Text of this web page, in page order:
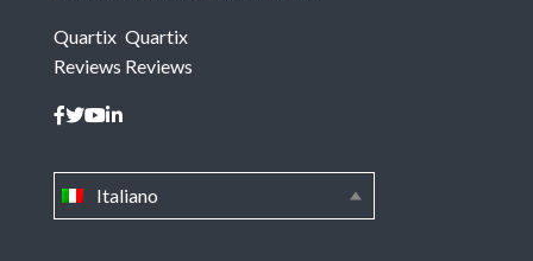
Italiano
Quartix
Reviews
Quartix
Reviews